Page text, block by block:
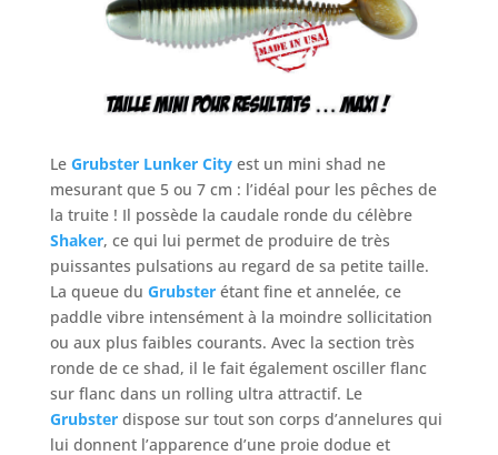
LeGrubster Lunker Cityest un mini shad ne
mesurant que 5 ou 7 cm : l’idéal pour les pêches de
la truite ! Il possède la caudale ronde du célèbre
Shaker, ce qui lui permet de produire de très
puissantes pulsations au regard de sa petite taille.
La queue du Grubsterétant fine et annelée, ce
paddle vibre intensément à la moindre sollicitation
ou aux plus faibles courants. Avec la section très
ronde de ce shad, il le fait également osciller flanc
sur flanc dans un rolling ultra attractif. Le
Grubsterdispose sur tout son corps d’annelures qui
lui donnent l’apparence d’une proie dodue et